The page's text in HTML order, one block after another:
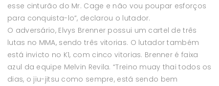
esse cinturão do Mr. Cage e não vou poupar esforços
para conquista-lo”, declarou o lutador.
O adversário, Elvys Brenner possui um cartel de três
lutas no MMA, sendo três vitorias. O lutador também
está invicto no K1, com cinco vitorias. Brenner é faixa
azul da equipe Melvin Revila. “Treino muay thai todos os
dias, o jiu-jitsu como sempre, está sendo bem